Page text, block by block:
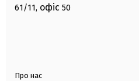
61/11, офіс 50
Про нас